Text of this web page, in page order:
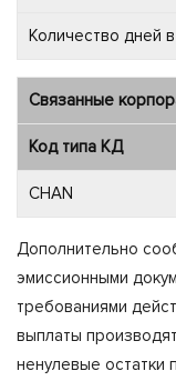
Количество дней
Связанные
Код типа КД
CHAN
Дополнительно
эмиссионными
требованиями
выплаты
ненулевые остатки